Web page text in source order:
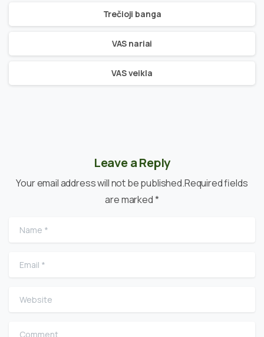
Trečioji banga
VAS nariai
VAS veikla
Leave a Reply
Your email address will not be published.Required fields
are marked *
Name
Email
Website
Comment